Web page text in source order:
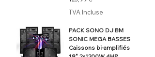
TVA Incluse
PACK SONO DJ BM
SONIC MEGA BASSES
Caissons bi-amplifiés